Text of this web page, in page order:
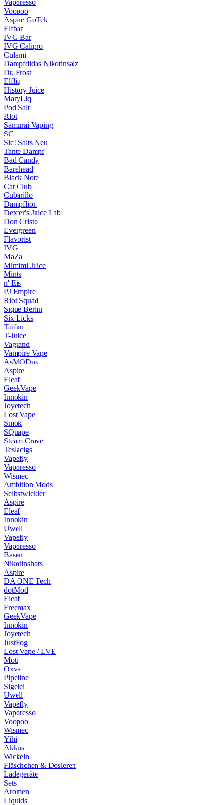
Vaporesso
Voopoo
Aspire GoTek
Elfbar
IVG Bar
IVG Calipro
Culami
Dampfdidas Nikotinsalz
Dr. Frost
Elfliq
History Juice
MaryLiq
Pod Salt
Riot
Samurai Vaping
SC
Sic! Salts Neu
Tante Dampf
Bad Candy
Barehead
Black Note
Cat Club
Cubarillo
Dampflion
Dexter's Juice Lab
Don Cristo
Evergreen
Flavorist
IVG
MaZa
Mimimi Juice
Mints
n' Eis
PJ Empire
Riot Squad
Sique Berlin
Six Licks
Taifun
T-Juice
Vagrand
Vampire Vape
AsMODus
Aspire
Eleaf
GeekVape
Innokin
Joyetech
Lost Vape
Smok
SQuape
Steam Crave
Teslacigs
Vapefly
Vaporesso
Wismec
Ambition Mods
Selbstwickler
Aspire
Eleaf
Innokin
Uwell
Vapefly
Vaporesso
Basen
Nikotinshots
Aspire
DA ONE Tech
dotMod
Eleaf
Freemax
GeekVape
Innokin
Joyetech
JustFog
Lost Vape / LVE
Moti
Oxva
Pipeline
Sigelei
Uwell
Vapefly
Vaporesso
Voopoo
Wismec
Yihi
Akkus
Wickeln
Fläschchen & Dosieren
Ladegeräte
Sets
Aromen
Liquids